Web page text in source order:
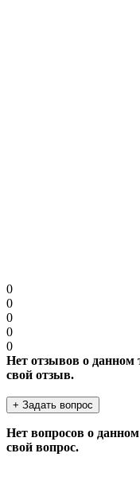
0
0
0
0
0
Нет отзывов о данном
свой отзыв.
+ Задать вопрос
Нет вопросов о
свой вопрос.